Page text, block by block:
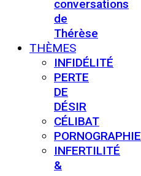
conversations
de
Thérèse
THÈMES
INFIDÉLITÉ
PERTE
DE
DÉSIR
CÉLIBAT
PORNOGRAPHIE
INFERTILITÉ
&